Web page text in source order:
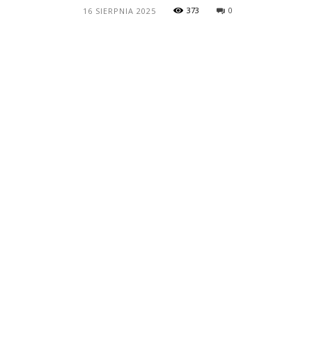
16 SIERPNIA 2025 373 0